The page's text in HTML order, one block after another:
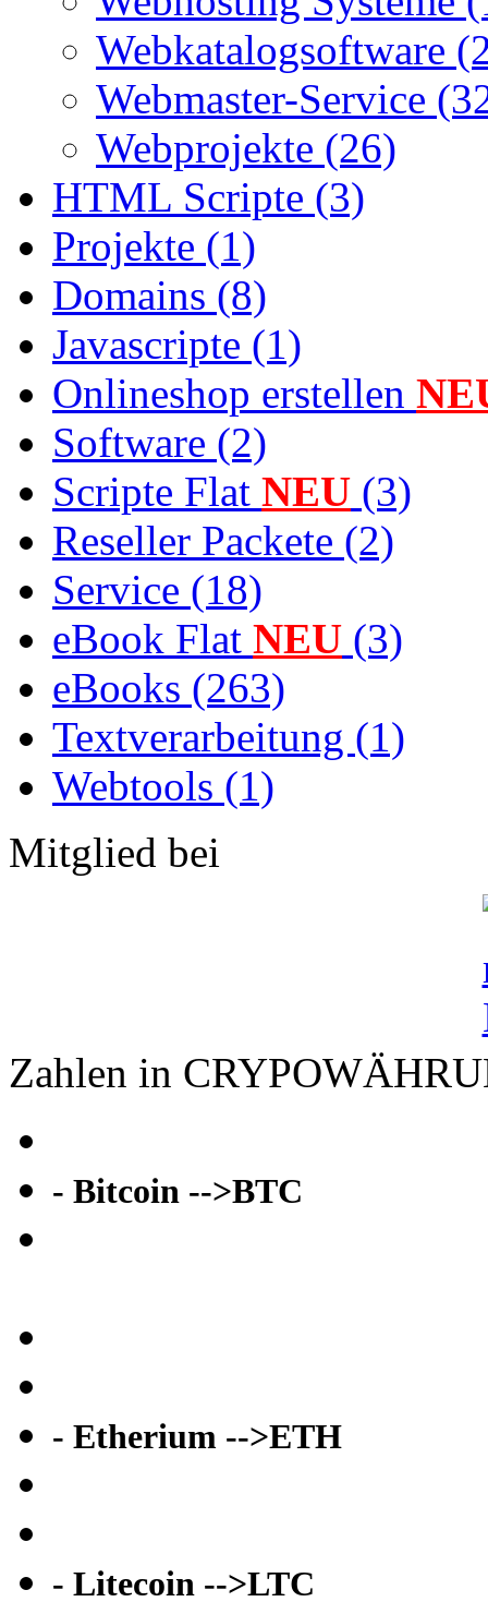
Webkatalogsoftware
Webmaster-Service
Webprojekte (26)
HTML Scripte (3)
Projekte (1)
Domains (8)
Javascripte (1)
Onlineshop erstellen
Software (2)
Scripte Flat NEU (3)
Reseller Packete (2)
Service (18)
eBook Flat NEU (3)
eBooks (263)
Textverarbeitung (1)
Webtools (1)
Mitglied bei
Zahlen in
- Bitcoin -->BTC
- Etherium -->ETH
- Litecoin -->LTC